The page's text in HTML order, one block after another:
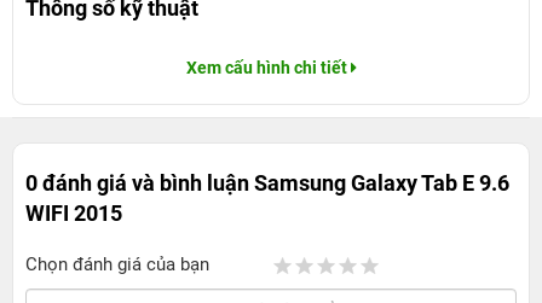
Thông số kỹ thuật
Xem cấu hình chi tiết
0 đánh giá và bình luậnSamsung Galaxy Tab E 9.6
WIFI 2015
Chọn đánh giá của bạn